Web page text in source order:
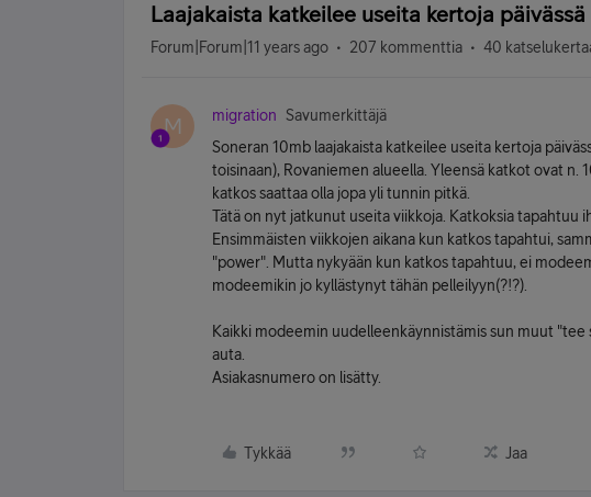
Laajakaista katkeilee useita kertoja
Forum|Forum|11 years ago 207 kommenttia 40
M migration
Savumerkittäjä
Soneran 10mb laajakaista katkeilee useita kertoja
toisinaan), Rovaniemen alueella. Yleensä katkot ovat n.
katkos saattaa olla jopa yli tunnin pitkä.
Tätä on nyt jatkunut useita viikkoja. Katkoksia tapahtuu
Ensimmäisten viikkojen aikana kun katkos tapahtui,
"power". Mutta nykyään kun katkos tapahtuu, ei
modeemikin jo kyllästynyt tähän pelleilyyn(?!?).
Kaikki modeemin uudelleenkäynnistämis sun muut
auta.
Asiakasnumero on lisätty.
Tykkää Jaa